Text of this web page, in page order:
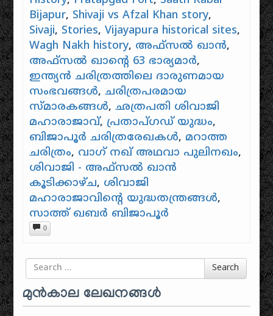
Bijapur, Shivaji vs Afzal Khan story,
Sivaji, Stories,Vijayapura historical sites,
Wagh Nakh history, അഫ്സൽ ഖാൻ,
അഫ്സൽ ഖാൻ്റെ 63 ഭാര്യമാർ,
ഇന്ത്യൻ ചരിത്രത്തിലെ ദാരുണമായ
സംഭവങ്ങൾ,ചരിത്രപരമായ
സ്മാരകങ്ങൾ,ഛത്രപതി ശിവാജി
മഹാരാജാവ്, പ്രതാപ്ഗഡ് യുദ്ധം,
ബിജാപൂർ ചരിത്രരേഖകൾ, മറാത്ത
ചരിത്രം, വാഗ് നഖ് അഥവാ പുലിനഖം,
ശിവാജി - അഫ്സൽ ഖാൻ
കൂടിക്കാഴ്ച, ശിവാജി
മഹാരാജാവിന്റെ യുദ്ധതന്ത്രങ്ങൾ,
സാത്ത് ഖബർ ബിജാപൂർ
0
Search for Search
മുൻകാല ലേഖനങ്ങൾ